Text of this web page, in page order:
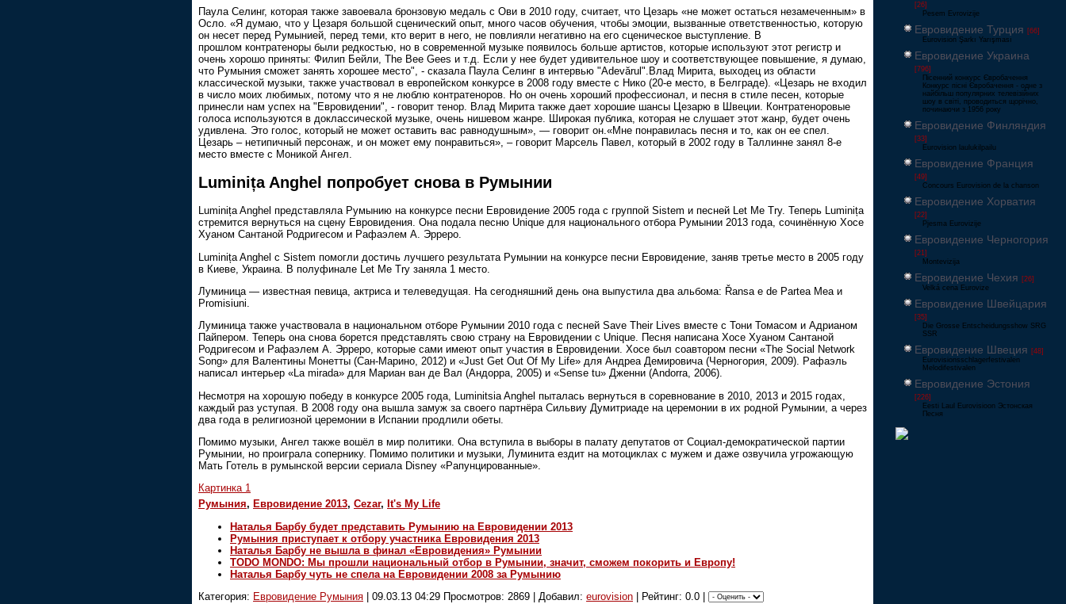
Паула Селинг, которая также завоевала бронзовую медаль с Ови в 2010 году, считает, что Цезарь «не может остаться незамеченным» в
Осло. «Я думаю, что у Цезаря большой сценический опыт, много часов обучения, чтобы эмоции, вызванные ответственностью, которую
он несет перед Румынией, перед теми, кто верит в него, не повлияли негативно на его сценическое выступление. В
прошлом контратеноры были редкостью, но в современной музыке появилось больше артистов, которые используют этот регистр и
очень хорошо приняты: Филип Бейли, The Bee Gees и т.д. Если у нее будет удивительное шоу и соответствующее повышение, я думаю,
что Румыния сможет занять хорошее место", - сказала Паула Селинг в интервью "Adevărul".Влад Мирита, выходец из области
классической музыки, также участвовал в европейском конкурсе в 2008 году вместе с Нико (20-е место, в Белграде). «Цезарь не входил
в число моих любимых, потому что я не люблю контратеноров. Но он очень хороший профессионал, и песня в стиле песен, которые
принесли нам успех на "Евровидении", - говорит тенор. Влад Мирита также дает хорошие шансы Цезарю в Швеции. Контратеноровые
голоса используются в доклассической музыке, очень нишевом жанре. Широкая публика, которая не слушает этот жанр, будет очень
удивлена. Это голос, который не может оставить вас равнодушным», — говорит он.«Мне понравилась песня и то, как он ее спел.
Цезарь – нетипичный персонаж, и он может ему понравиться», – говорит Марсель Павел, который в 2002 году в Таллинне занял 8-е
место вместе с Моникой Ангел.
Luminița Anghel попробует снова в Румынии
Luminița Anghel представляла Румынию на конкурсе песни Евровидение 2005 года с группой Sistem и песней Let Me Try. Теперь Luminița
стремится вернуться на сцену Евровидения. Она подала песню Unique для национального отбора Румынии 2013 года, сочинённую Хосе
Хуаном Сантаной Родригесом и Рафаэлем А. Эрреро.
Luminița Anghel с Sistem помогли достичь лучшего результата Румынии на конкурсе песни Евровидение, заняв третье место в 2005 году
в Киеве, Украина. В полуфинале Let Me Try заняла 1 место.
Луминица — известная певица, актриса и телеведущая. На сегодняшний день она выпустила два альбома: Řansa e de Partea Mea и
Promisiuni.
Луминица также участвовала в национальном отборе Румынии 2010 года с песней Save Their Lives вместе с Тони Томасом и Адрианом
Пайпером. Теперь она снова борется представлять свою страну на Евровидении с Unique. Песня написана Хосе Хуаном Сантаной
Родригесом и Рафаэлем А. Эрреро, которые сами имеют опыт участия в Евровидении. Хосе был соавтором песни «The Social Network
Song» для Валентины Монетты (Сан-Марино, 2012) и «Just Get Out Of My Life» для Андреа Демировича (Черногория, 2009). Рафаэль
написал интерьер «La mirada» для Мариан ван де Вал (Андорра, 2005) и «Sense tu» Дженни (Andorra, 2006).
Несмотря на хорошую победу в конкурсе 2005 года, Luminitsia Anghel пыталась вернуться в соревнование в 2010, 2013 и 2015 годах,
каждый раз уступая. В 2008 году она вышла замуж за своего партнёра Сильвиу Думитриаде на церемонии в их родной Румынии, а через
два года в религиозной церемонии в Испании продлили обеты.
Помимо музыки, Ангел также вошёл в мир политики. Она вступила в выборы в палату депутатов от Социал-демократической партии
Румынии, но проиграла сопернику. Помимо политики и музыки, Луминита ездит на мотоциклах с мужем и даже озвучила угрожающую
Мать Готель в румынской версии сериала Disney «Рапунцированные».
Картинка 1
Румыния, Евровидение 2013, Cezar, It's My Life
Наталья Барбу будет представить Румынию на Евровидении 2013
Румыния приступает к отбору участника Евровидения 2013
Наталья Барбу не вышла в финал «Евровидения» Румынии
TODO MONDO: Мы прошли национальный отбор в Румынии, значит, сможем покорить и Европу!
Наталья Барбу чуть не спела на Евровидении 2008 за Румынию
Категория: Евровидение Румыния 09.03.13 04:29 Просмотров: 2869 | Добавил: eurovision | Рейтинг: 0.0 |
[26]
Pesem Evrovizije
Евровидение Турция [66]
Eurovision Şarkı Yarışması
Евровидение Украина
[796]
Пісенний конкурс Євробачення
Конкурс пісні Євробачення - одне з
найбільш популярних телевізійних
шоу в світі, проводиться щорічно,
починаючи з 1956 року
Евровидение Финляндия
[33]
Eurovision laulukilpailu
Евровидение Франция
[49]
Concours Eurovision de la chanson
Евровидение Хорватия
[22]
Pjesma Eurovizije
Евровидение Черногория
[21]
Montevizija
Евровидение Чехия [26]
Velká cena Eurovize
Евровидение Швейцария
[35]
Die Grosse Entscheidungsshow SRG
SSR
Евровидение Швеция [48]
Eurovisionsschlagerfestivalen
Melodifestivalen
Евровидение Эстония
[226]
Eesti Laul Eurovisioon Эстонская
Песня